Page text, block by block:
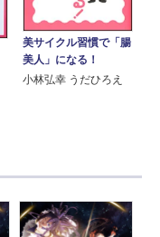
美サイクル習慣で「腸
美人」になる！
小林弘幸 うだひろえ